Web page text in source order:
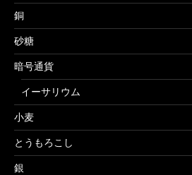
銅
砂糖
暗号通貨
イーサリウム
小麦
とうもろこし
銀